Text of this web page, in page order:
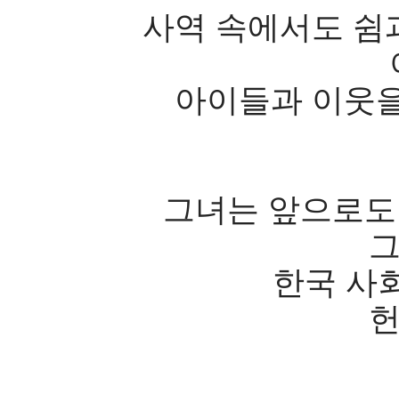
사역 속에서도 쉼
아이들과 이웃
그녀는 앞으로
한국 사